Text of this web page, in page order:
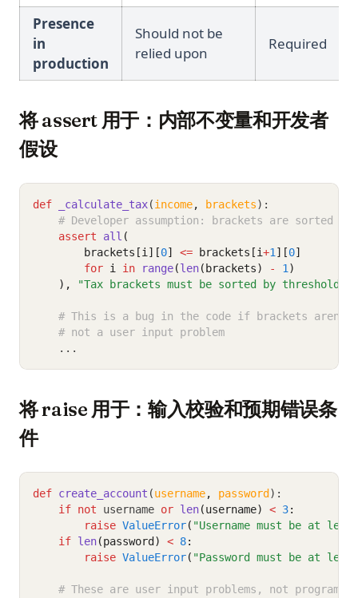
Presence
in
production
Should not be
relied upon
Required
将 assert 用于：内部不变量和开发者
假设
def _calculate_tax(income, brackets):
# Developer assumption: brackets are sorted
assert
all (
        brackets[i][
0] <= brackets[i+1 ][0]
for i in range(len(brackets) - 1 )
    ),
"Tax brackets must be sorted by threshold"
# This is a bug in the code if brackets aren't
# not a user input problem
    ...
将 raise 用于：输入校验和预期错误条
件
def create_account (username, password ):
if not username or len(username) < 3:
raise ValueError( "Username must be at
if len(password) < 8:
raise ValueError( "Password must be at
# These are user input problems, not